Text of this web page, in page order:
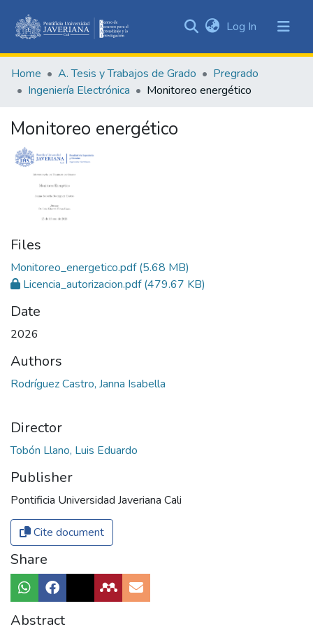
&
Collections
Statistics
Log In (current)
Home A. Tesis y Trabajos de Grado
Pregrado
Ingeniería Electrónica
Monitoreo energético
Monitoreo energético
Files
Monitoreo_energetico.pdf(5.68 MB)
Licencia_autorizacion.pdf(479.67 KB)
Date
2026
Authors
Rodríguez Castro, Janna Isabella
Director
Tobón Llano, Luis Eduardo
Publisher
Pontificia Universidad Javeriana Cali
Cite document
Share
Abstract